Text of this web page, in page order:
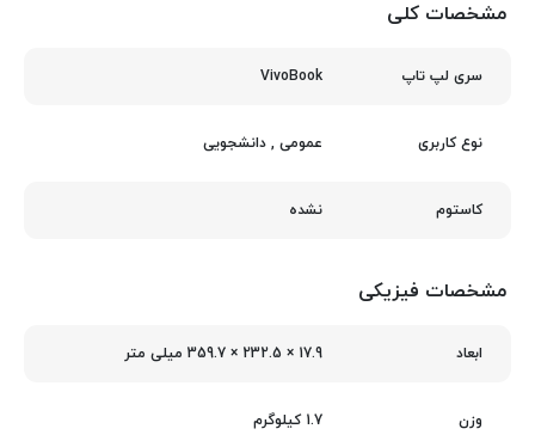
مشخصات کلی
سری لپ تاپ VivoBook
نوع کاربری عمومی , دانشجویی
کاستوم نشده
مشخصات فیزیکی
ابعاد 17.9 × 232.5 × 359.7 میلی‌ متر
وزن 1.7 کیلوگرم